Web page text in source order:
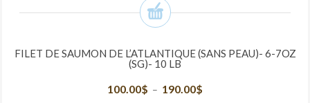
FILET DE SAUMON DE L’ATLANTIQUE (SANS PEAU)- 6-7OZ
(SG)- 10 LB
100.00$ – 190.00$